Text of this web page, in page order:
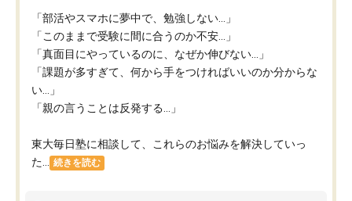
「部活やスマホに夢中で、勉強しない…」
「このままで受験に間に合うのか不安…」
「真面目にやっているのに、なぜか伸びない…」
「課題が多すぎて、何から手をつければいいのか分からな
い…」
「親の言うことは反発する…」
東大毎日塾に相談して、これらのお悩みを解決していっ
た...
続きを読む